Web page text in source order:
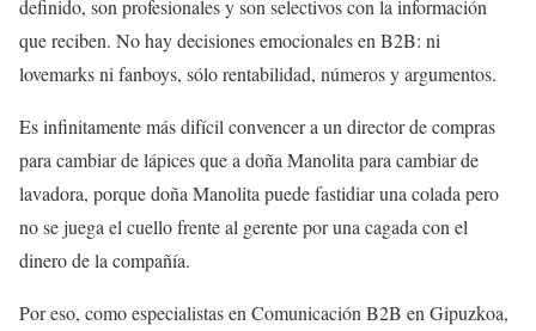
definido, son profesionales y son selectivos con la información
que reciben. No hay decisiones emocionales en B2B: ni
lovemarks ni fanboys, sólo rentabilidad, números y argumentos.
Es infinitamente más difícil convencer a un director de compras
para cambiar de lápices que a doña Manolita para cambiar de
lavadora, porque doña Manolita puede fastidiar una colada pero
no se juega el cuello frente al gerente por una cagada con el
dinero de la compañía.
Por eso, como especialistas en Comunicación B2B en Gipuzkoa,